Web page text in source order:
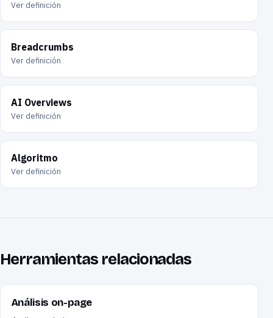
Ver definición
Breadcrumbs
Ver definición
AI Overviews
Ver definición
Algoritmo
Ver definición
Herramientas relacionadas
Análisis on-page